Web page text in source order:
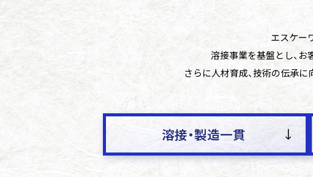
エスケー
溶接事業を基盤とし、お
さらに人材育成、技術の伝承
溶接・製造一貫